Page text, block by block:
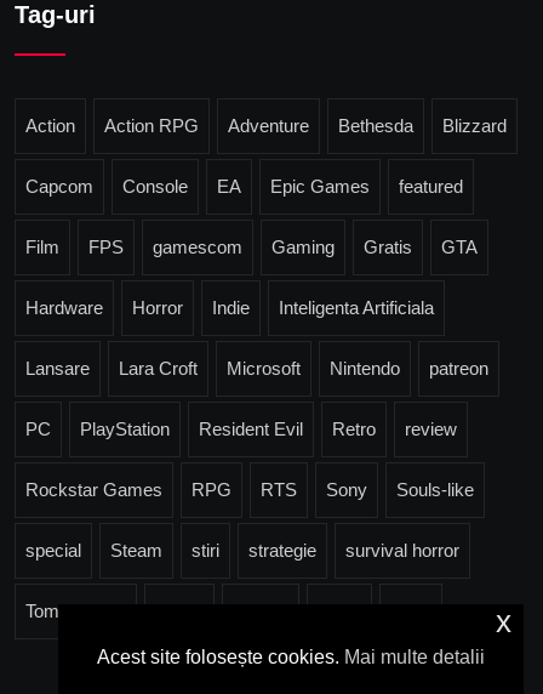
Tag-uri
Action Action RPG Adventure Bethesda Blizzard
Capcom Console EA Epic Games featured
Film FPS gamescom Gaming Gratis GTA
Hardware Horror Indie Inteligenta Artificiala
Lansare Lara Croft Microsoft Nintendo patreon
PC PlayStation Resident Evil Retro review
Rockstar Games RPG RTS Sony Souls-like
special Steam stiri strategie survival horror
Tomb Raider
Acest site folosește cookies. Mai multe detalii
x